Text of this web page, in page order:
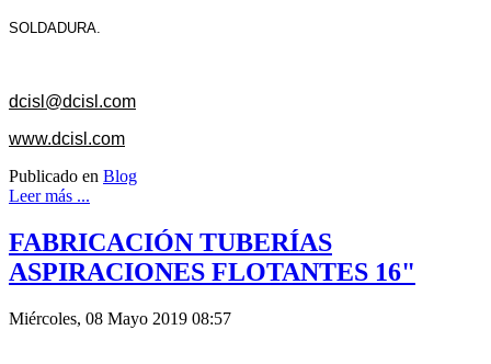
SOLDADURA.
dcisl@dcisl.com
www.dcisl.com
Publicado en Blog
Leer más ...
FABRICACIÓN TUBERÍAS
ASPIRACIONES FLOTANTES 16"
Miércoles, 08 Mayo 2019 08:57